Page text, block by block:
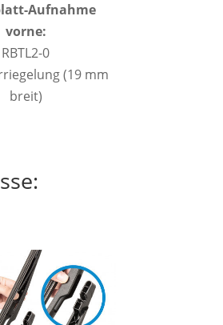
Aufnahme
vorne:
RBTL2-0
(19 mm
breit)